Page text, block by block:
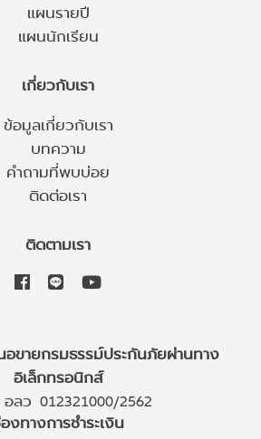
แผนรายปี
แผนนักเรียน
เกี่ยวกับเรา
ข้อมูลเกี่ยวกับเรา
บทความ
คำถามที่พบบ่อย
ติดต่อเรา
ติดตามเรา
อขายกรมธรรม์ประกันภัยผ่านทาง
อิเล็กทรอนิกส์
อลว 012321000/2562
งทางการชำระเงิน